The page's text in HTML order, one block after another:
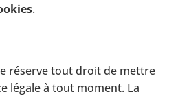
.
réserve tout droit de mettre
légale à tout moment. La